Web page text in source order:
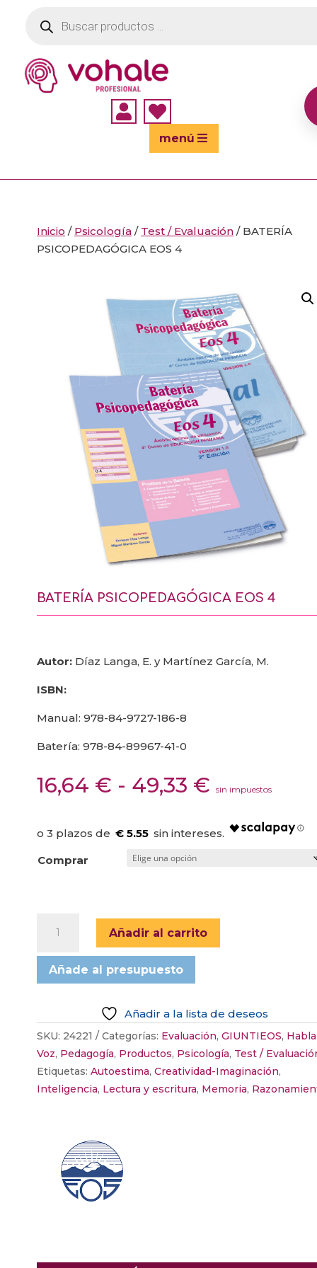
productos
 
menú
Inicio / Psicología / Test / Evaluación / BATERÍA
PSICOPEDAGÓGICA EOS 4
BATERÍA PSICOPEDAGÓGICA EOS 4
Autor: Díaz Langa, E. y Martínez García, M.
ISBN:
Manual: 978-84-9727-186-8
Batería: 978-84-89967-41-0
16,64 € - 49,33 € Rango
precios:
desde
sin impuestos
€ 5.55
Comprar
PSICOPEDAGÓGICA
EOS
Añadir al carrito
Añade al presupuesto
Añadir a la lista de deseos
SKU: 24221 Categorías: Evaluación, GIUNTIEOS,
Voz, Pedagogía, Productos, Psicología, Test /
Etiquetas: Autoestima, Creatividad-Imaginación,
Inteligencia, Lectura y escritura, Memoria,